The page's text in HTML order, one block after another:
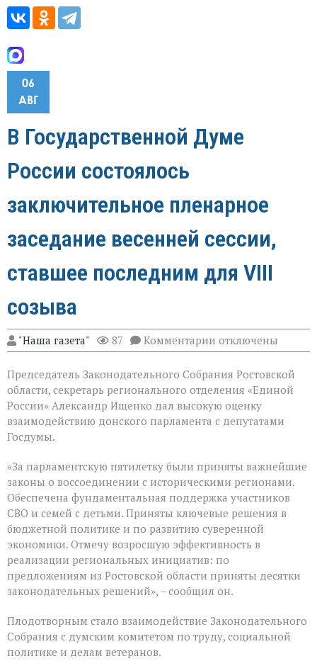
06
АВГ
В Государственной Думе
России состоялось
заключительное пленарное
заседание весенней сессии,
ставшее последним для VIII
созыва
"Наша газета" 87 Комментарии к
записи
Государственной
Думе
состоялось
заключительное
сессии,
ставшее
последним
для
VIII
созыва
отключены
Председатель Законодательного Собрания Ростовской
области, секретарь регионального отделения «Единой
России» Александр Ищенко дал высокую оценку
взаимодействию донского парламента с депутатами
Госдумы.
«За парламентскую пятилетку были приняты важнейшие
законы о воссоединении с историческими регионами.
Обеспечена фундаментальная поддержка участников
СВО и семей с детьми. Приняты ключевые решения в
бюджетной политике и по развитию суверенной
экономики. Отмечу возросшую эффективность в
реализации региональных инициатив: по
предложениям из Ростовской области приняты десятки
законодательных решений», – сообщил он.
Плодотворным стало взаимодействие Законодательного
Собрания с думским комитетом по труду, социальной
политике и делам ветеранов.